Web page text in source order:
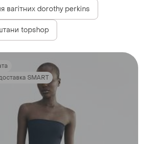
вагітних dorothy perkins
topshop
SMART